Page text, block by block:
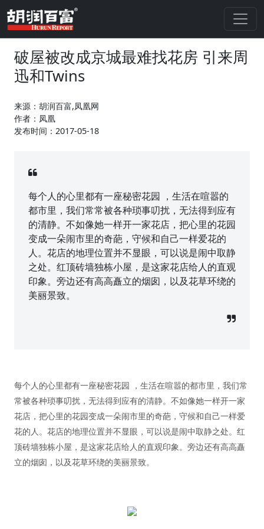
破屋被改成京城最难找花房 引来周
迅和Twins
来源：胡润百富,凤凰网
作者：凤凰
发布时间：2017-05-18
每个人的心里都有一座秘密花园 ，生活在喧嚣的
都市里，我们常常被各种琐事叨扰，无法得到应有
的清静。不如像她一样开一家花店，把心里的花园
变成一朵闹市里的奇葩，守候和自己一样爱花的
人。花店的地理位置并不显眼，可以说是闹中取静
之处。红顶砖墙独栋小屋，是这家花店给人的直观
印象。旁边还有高高矗立的烟囱，以及花草环绕的
美丽景致。
每个人的心里都有一座秘密花园 ，生活在喧嚣的都市里，我们常
常被各种琐事叨扰，无法得到应有的清静。不如像她一样开一家
花店，把心里的花园变成一朵闹市里的奇葩，守候和自己一样爱
花的人。花店的地理位置并不显眼，可以说是闹中取静之处。红
顶砖墙独栋小屋，是这家花店给人的直观印象。旁边还有高高矗
立的烟囱，以及花草环绕的美丽景致。